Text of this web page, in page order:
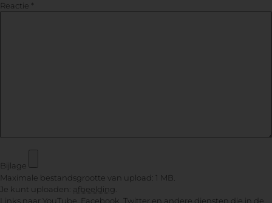
Reactie *
Bijlage
Maximale bestandsgrootte van upload: 1 MB.
Je kunt uploaden: afbeelding.
Links naar YouTube, Facebook, Twitter en andere diensten die in de